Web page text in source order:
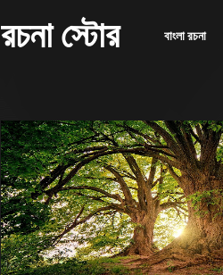
রচনা স্টোর বাংলা রচনা